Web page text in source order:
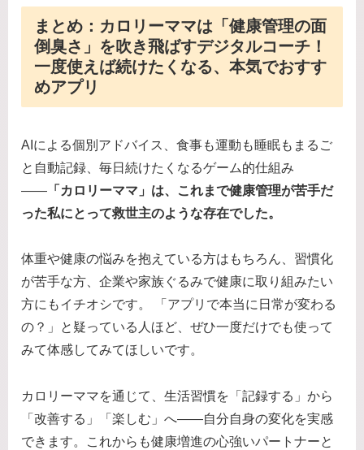
まとめ：カロリーママは「健康管理の面
倒臭さ」を吹き飛ばすデジタルコーチ！
一度使えば続けたくなる、本気でおすす
めアプリ
AIによる個別アドバイス、食事も運動も睡眠もまるご
と自動記録、毎日続けたくなるゲーム的仕組み
―― 「カロリーママ」は、これまで健康管理が苦手だ
った私にとって救世主のような存在でした。
体重や健康の悩みを抱えている方はもちろん、習慣化
が苦手な方、企業や家族ぐるみで健康に取り組みたい
方にもイチオシです。 「アプリで本当に日常が変わる
の？」と疑っている人ほど、ぜひ一度だけでも使って
みて体感してみてほしいです。
カロリーママを通じて、生活習慣を「記録する」から
「改善する」「楽しむ」へ――自分自身の変化を実感
できます。これからも健康増進の心強いパートナーと